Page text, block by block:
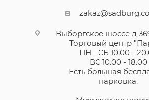
Выборгское шоссе д
Торговый центр
ПН - СБ 10.00 -
ВС 10.00 - 18.00
Есть большая
парковка.